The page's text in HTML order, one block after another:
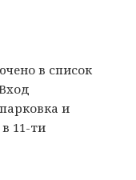
в список
и
11-ти